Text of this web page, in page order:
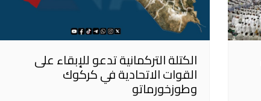
الكتلة التركمانية تدعو للإبقاء على
القوات الاتحادية في كركوك
وطوزخورماتو